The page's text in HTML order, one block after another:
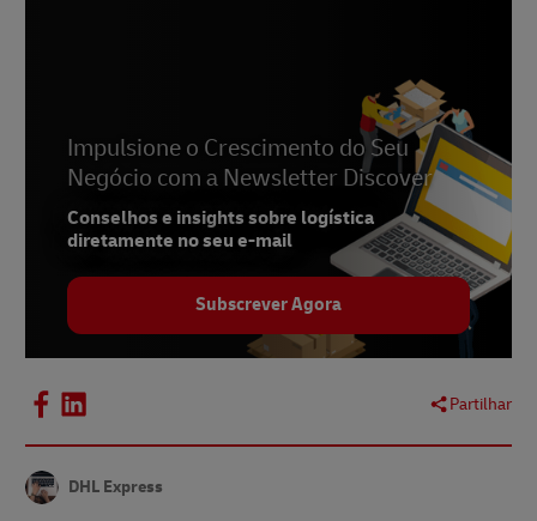
Impulsione o Crescimento do Seu
Negócio com a Newsletter Discover
Conselhos e insights sobre logística
diretamente no seu e-mail
Subscrever Agora
Partilhar
DHL Express